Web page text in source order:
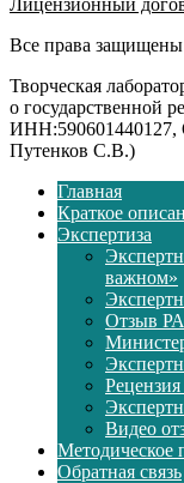
Все права
Творческая
о государственной
Путенков С.В.)
Главная
Краткое
Экспертиза
важном»
Отзыв
Видео
Методическое
Обратная связь